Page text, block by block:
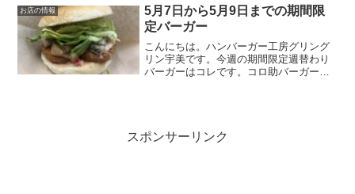
シコと言えばコレと自信を持って提供す
る期間限定週替わりバー...
お店の情報
5月7日から5月9日までの期間限
定バーガー
こんにちは。ハンバーガー工房グリング
リン宇美です。今週の期間限定週替わり
バーガーはコレです。コロ助バーガー
スポンサーリンク